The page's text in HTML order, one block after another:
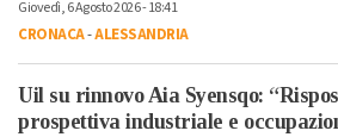
Giovedì, 6 Agosto 2026 - 18:41
CRONACA-ALESSANDRIA
Uil su rinnovo Aia Syensqo:
prospettiva industriale e